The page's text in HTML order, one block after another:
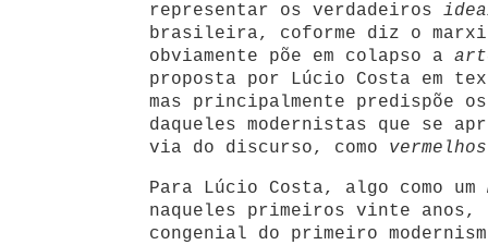
representar os verdadeiros
brasileira, coforme diz o
obviamente põe em colapso a
proposta por Lúcio Costa em
mas principalmente predispõe os
daqueles modernistas que se
via do discurso, como vermelhos
Para Lúcio Costa, algo como um
naqueles primeiros vinte anos,
congenial do primeiro